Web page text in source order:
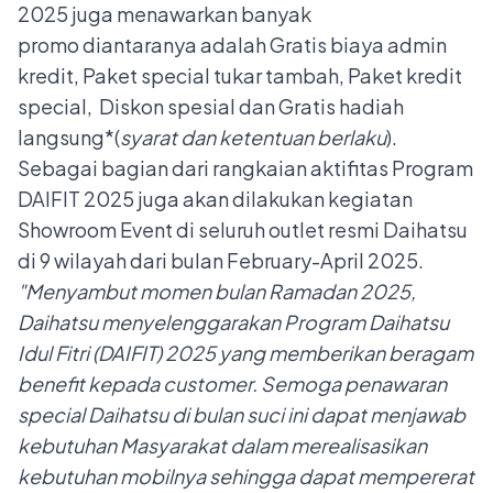
2025 juga menawarkan banyak
promo diantaranya adalah Gratis biaya admin
kredit, Paket special tukar tambah, Paket kredit
special, Diskon spesial dan Gratis hadiah
langsung*(syarat dan ketentuan berlaku).
Sebagai bagian dari rangkaian aktifitas Program
DAIFIT 2025 juga akan dilakukan kegiatan
Showroom Event di seluruh outlet resmi Daihatsu
di 9 wilayah dari bulan February-April 2025.
"Menyambut momen bulan Ramadan 2025,
Daihatsu menyelenggarakan Program Daihatsu
Idul Fitri (DAIFIT) 2025 yang memberikan beragam
benefit kepada customer. Semoga penawaran
special Daihatsu di bulan suci ini dapat menjawab
kebutuhan Masyarakat dalam merealisasikan
kebutuhan mobilnya sehingga dapat mempererat